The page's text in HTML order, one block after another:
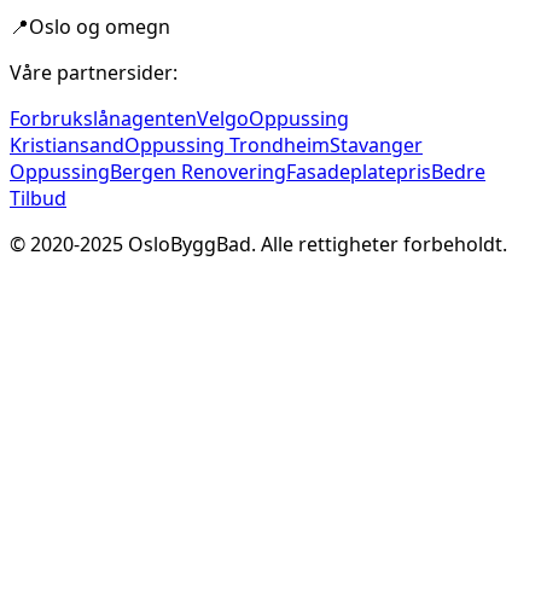
📍Oslo og omegn
Våre partnersider:
ForbrukslånagentenVelgoOppussing
KristiansandOppussing TrondheimStavanger
OppussingBergen RenoveringFasadeplateprisBedre
Tilbud
© 2020-2025 OsloByggBad. Alle rettigheter forbeholdt.